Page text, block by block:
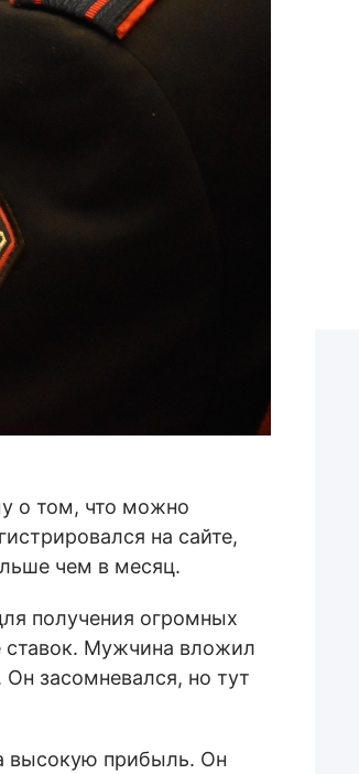
о том, что можно
на сайте,
чем в месяц.
получения огромных
ставок. Мужчина вложил
засомневался, но тут
высокую прибыль. Он